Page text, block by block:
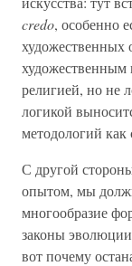
credo, особенно
художественных
художественным
религией, но не
логикой
методологий как
С другой
опытом, мы
многообразие
законы
вот почему